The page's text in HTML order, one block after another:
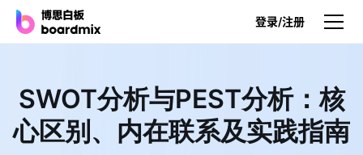
登录/注册
产品
博思白板
SWOT分析与PEST分析：核
心区别、内在联系及实践指南